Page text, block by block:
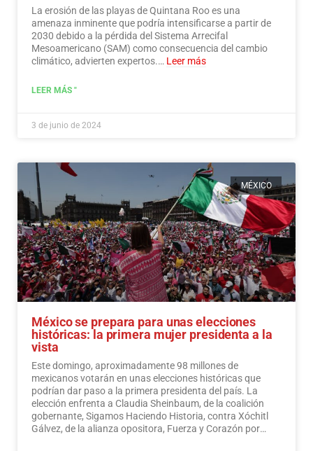
La erosión de las playas de Quintana Roo es una
amenaza inminente que podría intensificarse a partir de
2030 debido a la pérdida del Sistema Arrecifal
Mesoamericano (SAM) como consecuencia del cambio
climático, advierten expertos.… Leer más
LEER MÁS "
3 de junio de 2024
MÉXICO
México se prepara para unas elecciones
históricas: la primera mujer presidenta a la
vista
Este domingo, aproximadamente 98 millones de
mexicanos votarán en unas elecciones históricas que
podrían dar paso a la primera presidenta del país. La
elección enfrenta a Claudia Sheinbaum, de la coalición
gobernante, Sigamos Haciendo Historia, contra Xóchitl
Gálvez, de la alianza opositora, Fuerza y Corazón por